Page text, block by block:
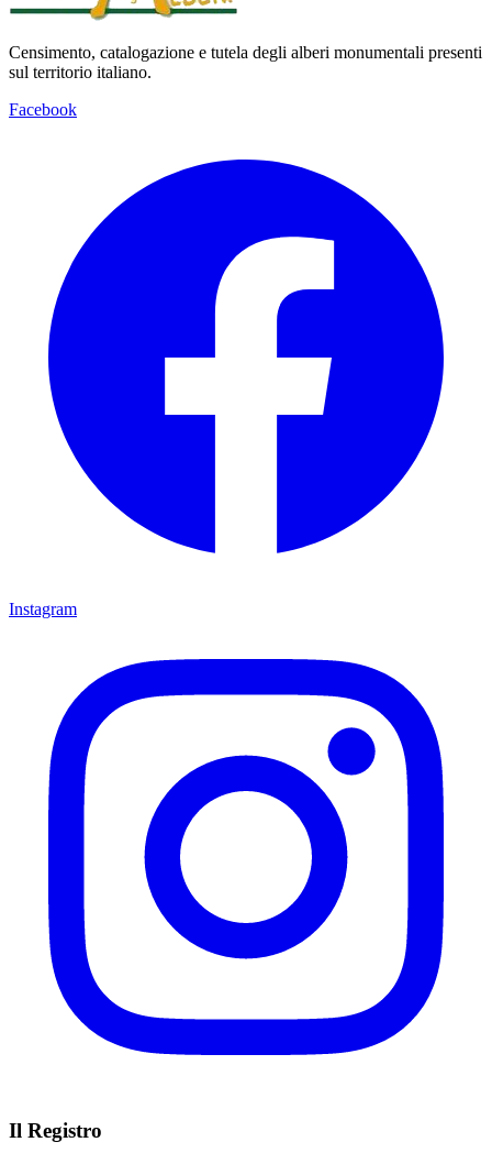
Censimento, catalogazione e tutela degli alberi monumentali presenti
sul territorio italiano.
Facebook
Instagram
Il Registro